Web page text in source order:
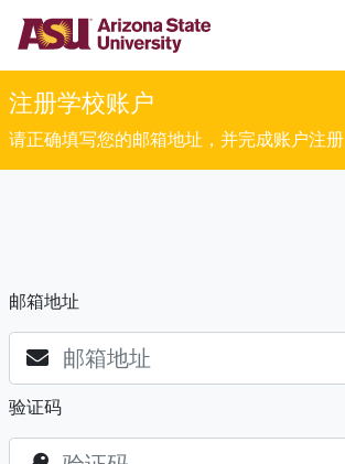
注册学校账户
请正确填写您的邮箱地址，并完成账户注册
邮箱地址
验证码